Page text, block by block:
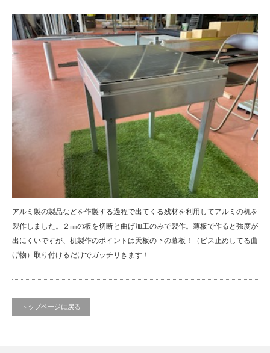
アルミ製の製品などを作製する過程で出てくる残材を利用してアルミの机を
製作しました。２㎜の板を切断と曲げ加工のみで製作。薄板で作ると強度が
出にくいですが、机製作のポイントは天板の下の幕板！（ビス止めしてる曲
げ物）取り付けるだけでガッチリきます！ …
トップページに戻る